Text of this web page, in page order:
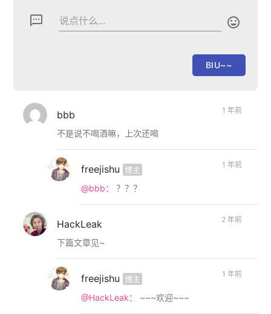
textsms 说点什么... 
bbb
不是说不喝酒嘛，上次还喝
1 年前
freejishu 博主
@bbb： ？？？
1 年前
HackLeak
下篇文章见~
2 年前
freejishu 博主
@HackLeak： ~~~欢迎~~~
1 年前